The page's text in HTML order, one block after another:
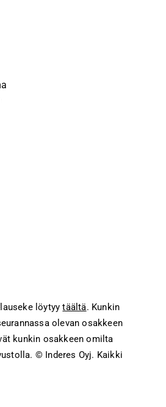
löytyytäältä. Kunkin
olevan osakkeen
kunkin osakkeen omilta
© Inderes Oyj. Kaikki